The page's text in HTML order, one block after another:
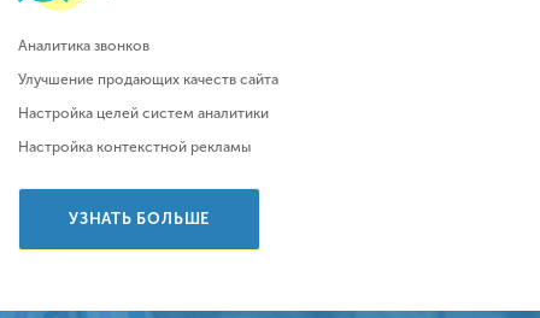
Аналитика звонков
Улучшение продающих качеств сайта
Настройка целей систем аналитики
Настройка контекстной рекламы
УЗНАТЬ БОЛЬШЕ